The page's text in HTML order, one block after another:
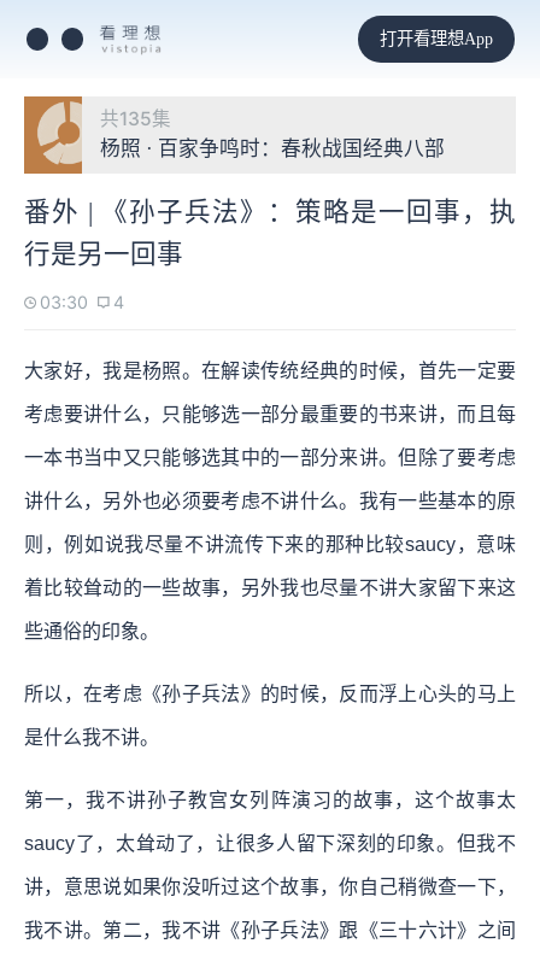
打开看理想App
共135集
杨照 · 百家争鸣时：春秋战国经典八部
番外 | 《孙子兵法》：策略是一回事，执
行是另一回事
03:30 4
大家好，我是杨照。在解读传统经典的时候，首先一定要
考虑要讲什么，只能够选一部分最重要的书来讲，而且每
一本书当中又只能够选其中的一部分来讲。但除了要考虑
讲什么，另外也必须要考虑不讲什么。我有一些基本的原
则，例如说我尽量不讲流传下来的那种比较saucy，意味
着比较耸动的一些故事，另外我也尽量不讲大家留下来这
些通俗的印象。
所以，在考虑《孙子兵法》的时候，反而浮上心头的马上
是什么我不讲。
第一，我不讲孙子教宫女列阵演习的故事，这个故事太
saucy了，太耸动了，让很多人留下深刻的印象。但我不
讲，意思说如果你没听过这个故事，你自己稍微查一下，
我不讲。第二，我不讲《孙子兵法》跟《三十六计》之间